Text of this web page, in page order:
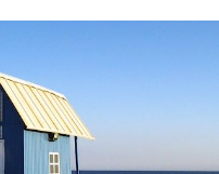
Castro Marim,
Vila Real de Santo
de terre de